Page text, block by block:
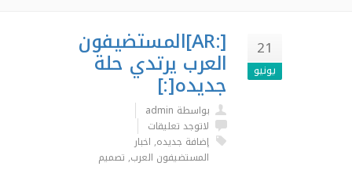
21
يونيو
[:AR]المستضيفون
العرب يرتدي حلة
جديده[:]
بواسطة admin
لاتوجد تعليقات
إضافة جديده, اخبار
المستضيفون العرب, تصميم